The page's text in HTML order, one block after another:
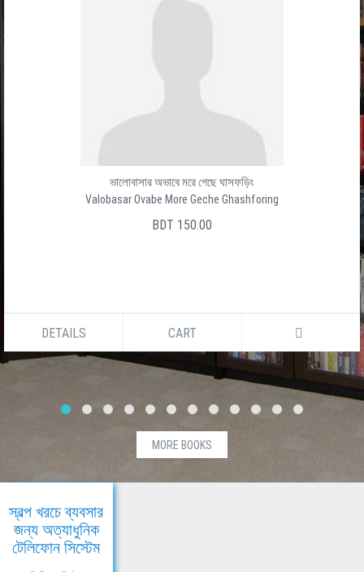
ভালোবাসার অভাবে মরে গেছে ঘাসফড়িং
Valobasar Ovabe More Geche Ghashforing
BDT 150.00
DETAILS CART
MORE BOOKS
স্বল্প খরচে ব্যবসার
জন্য অত্যাধুনিক
টেলিফোন সিস্টেম